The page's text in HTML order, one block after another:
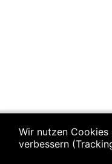
Wir nutzen Cookies
verbessern